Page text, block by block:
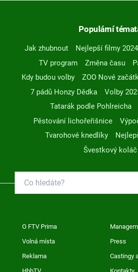
Populární
Jak zhubnout Nejlepší filmy 2024
TV program
Změna času
Kdy budou volby
ZOO Nové
7 pádů Honzy Dědka
Volby
Tatarák podle Pohlreicha
Pěstování lichořeřišnice
Tvarohové knedlíky
Švestkový koláč
O FTV Prima
Volná místa Press
Reklama Castingy